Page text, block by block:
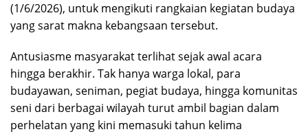
(1/6/2026), untuk mengikuti rangkaian kegiatan budaya
yang sarat makna kebangsaan tersebut.
Antusiasme masyarakat terlihat sejak awal acara
hingga berakhir. Tak hanya warga lokal, para
budayawan, seniman, pegiat budaya, hingga komunitas
seni dari berbagai wilayah turut ambil bagian dalam
perhelatan yang kini memasuki tahun kelima